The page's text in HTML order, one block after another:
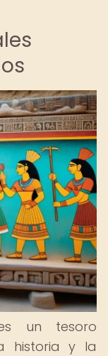
un tesoro
historia y la